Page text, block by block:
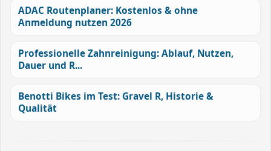
ADAC Routenplaner: Kostenlos & ohne
Anmeldung nutzen 2026
Professionelle Zahnreinigung: Ablauf, Nutzen,
Dauer und R...
Benotti Bikes im Test: Gravel R, Historie &
Qualität